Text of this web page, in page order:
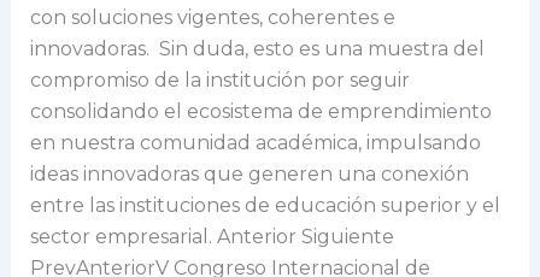
con soluciones vigentes, coherentes e
innovadoras. Sin duda, esto es una muestra del
compromiso de la institución por seguir
consolidando el ecosistema de emprendimiento
en nuestra comunidad académica, impulsando
ideas innovadoras que generen una conexión
entre las instituciones de educación superior y el
sector empresarial. Anterior Siguiente
PrevAnteriorV Congreso Internacional de